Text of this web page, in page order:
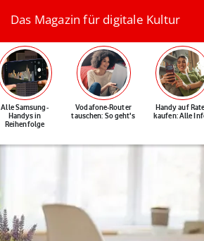
Das Magazin für digitale Kultur
Alle Samsung-
Handys in
Reihenfolge
Vodafone-Router
tauschen: So geht's
Handy auf
kaufen: Alle